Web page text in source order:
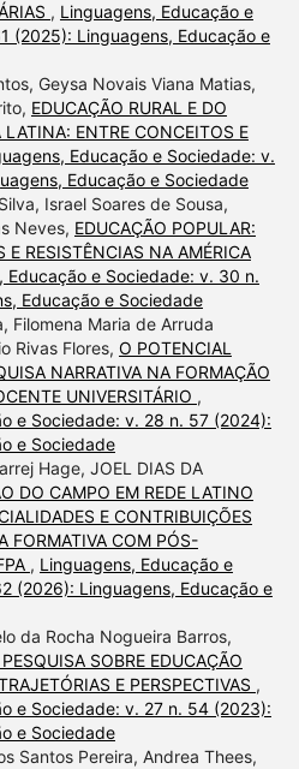
, Linguagens, Educação e
(2025): Linguagens, Educação e
Geysa Novais Viana Matias,
EDUCAÇÃO RURAL E DO
ENTRE CONCEITOS E
Educação e Sociedade: v.
Educação e Sociedade
Israel Soares de Sousa,
Neves, EDUCAÇÃO POPULAR:
E RESISTÊNCIAS NA AMÉRICA
Educação e Sociedade: v. 30 n.
Educação e Sociedade
Filomena Maria de Arruda
Rivas Flores, O POTENCIAL
NARRATIVA NA FORMAÇÃO
UNIVERSITÁRIO ,
e Sociedade: v. 28 n. 57 (2024):
e Sociedade
Hage, JOEL DIAS DA
DO CAMPO EM REDE LATINO
E CONTRIBUIÇÕES
FORMATIVA COM PÓS-
, Linguagens, Educação e
(2026): Linguagens, Educação e
da Rocha Nogueira Barros,
SOBRE EDUCAÇÃO
E PERSPECTIVAS ,
e Sociedade: v. 27 n. 54 (2023):
e Sociedade
Santos Pereira, Andrea Thees,